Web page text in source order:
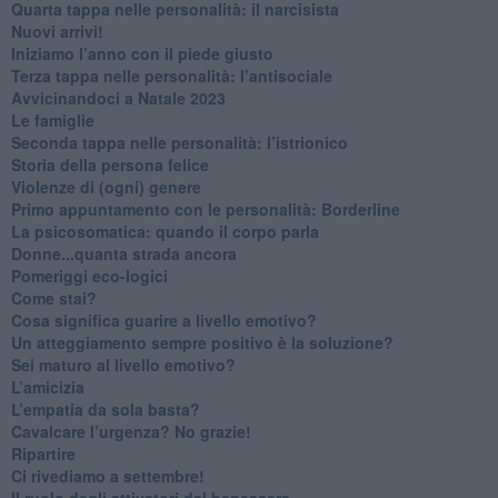
Quarta tappa nelle personalità: il narcisista
​Nuovi arrivi!
​Iniziamo l’anno con il piede giusto
​Terza tappa nelle personalità: l’antisociale
​Avvicinandoci a Natale 2023
Le famiglie
Seconda tappa nelle personalità: l’istrionico
​Storia della persona felice
Violenze di (ogni) genere
​Primo appuntamento con le personalità: Borderline
La psicosomatica: quando il corpo parla
Donne...quanta strada ancora
​Pomeriggi eco-logici
​Come stai?
Cosa significa guarire a livello emotivo?
​Un atteggiamento sempre positivo è la soluzione?
​Sei maturo al livello emotivo?
​L’amicizia
​L’empatia da sola basta?
​Cavalcare l’urgenza? No grazie!
Ripartire
​Ci rivediamo a settembre!